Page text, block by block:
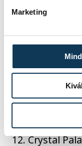
Marketing
4. Manchester
5. Chelsea 33
6. Nottingham
7. Aston Villa
8.
9. Fulham 33
10. Brighton
11. Brentford
12. Crystal